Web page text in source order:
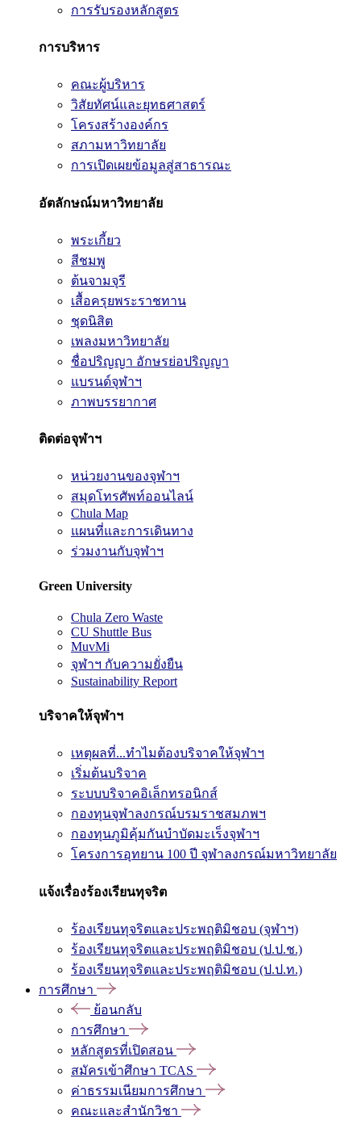
การรับรองหลักสูตร
การบริหาร
คณะผู้บริหาร
วิสัยทัศน์และยุทธศาสตร์
โครงสร้างองค์กร
สภามหาวิทยาลัย
การเปิดเผยข้อมูลสู่สาธารณะ
อัตลักษณ์มหาวิทยาลัย
พระเกี้ยว
สีชมพู
ต้นจามจุรี
เสื้อครุยพระราชทาน
ชุดนิสิต
เพลงมหาวิทยาลัย
ชื่อปริญญา อักษรย่อปริญญา
แบรนด์จุฬาฯ
ภาพบรรยากาศ
ติดต่อจุฬาฯ
หน่วยงานของจุฬาฯ
สมุดโทรศัพท์ออนไลน์
Chula Map
แผนที่และการเดินทาง
ร่วมงานกับจุฬาฯ
Green University
Chula Zero Waste
CU Shuttle Bus
MuvMi
จุฬาฯ กับความยั่งยืน
Sustainability Report
บริจาคให้จุฬาฯ
เหตุผลที่...ทำไมต้องบริจาคให้จุฬาฯ
เริ่มต้นบริจาค
ระบบบริจาคอิเล็กทรอนิกส์
กองทุนจุฬาลงกรณ์บรมราชสมภพฯ
กองทุนภูมิคุ้มกันบำบัดมะเร็งจุฬาฯ
โครงการอุทยาน 100 ปี จุฬาลงกรณ์มหาวิทยาลัย
แจ้งเรื่องร้องเรียนทุจริต
ร้องเรียนทุจริตและประพฤติมิชอบ (จุฬาฯ)
ร้องเรียนทุจริตและประพฤติมิชอบ (ป.ป.ช.)
ร้องเรียนทุจริตและประพฤติมิชอบ (ป.ป.ท.)
การศึกษา
ย้อนกลับ
การศึกษา
หลักสูตรที่เปิดสอน
สมัครเข้าศึกษา TCAS
ค่าธรรมเนียมการศึกษา
คณะและสำนักวิชา